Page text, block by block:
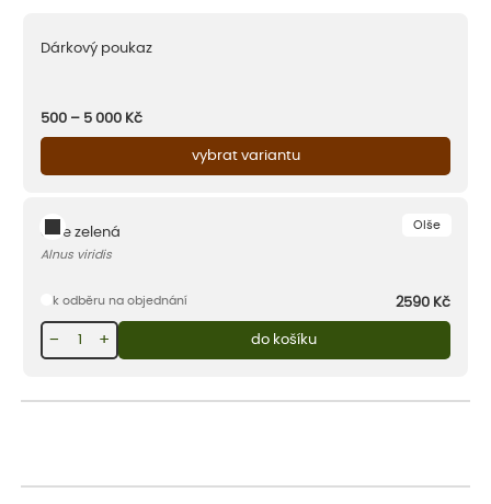
Dárkový poukaz
500 – 5 000 Kč
vybrat variantu
Olše
Olše zelená
Alnus viridis
k odběru na objednání 2590 Kč
+
− do košíku